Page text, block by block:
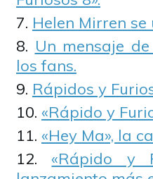
Helen Mirren
Un mensaje
los fans.
Rápidos y
«Rápido y
«Hey Ma», la
«Rápido y